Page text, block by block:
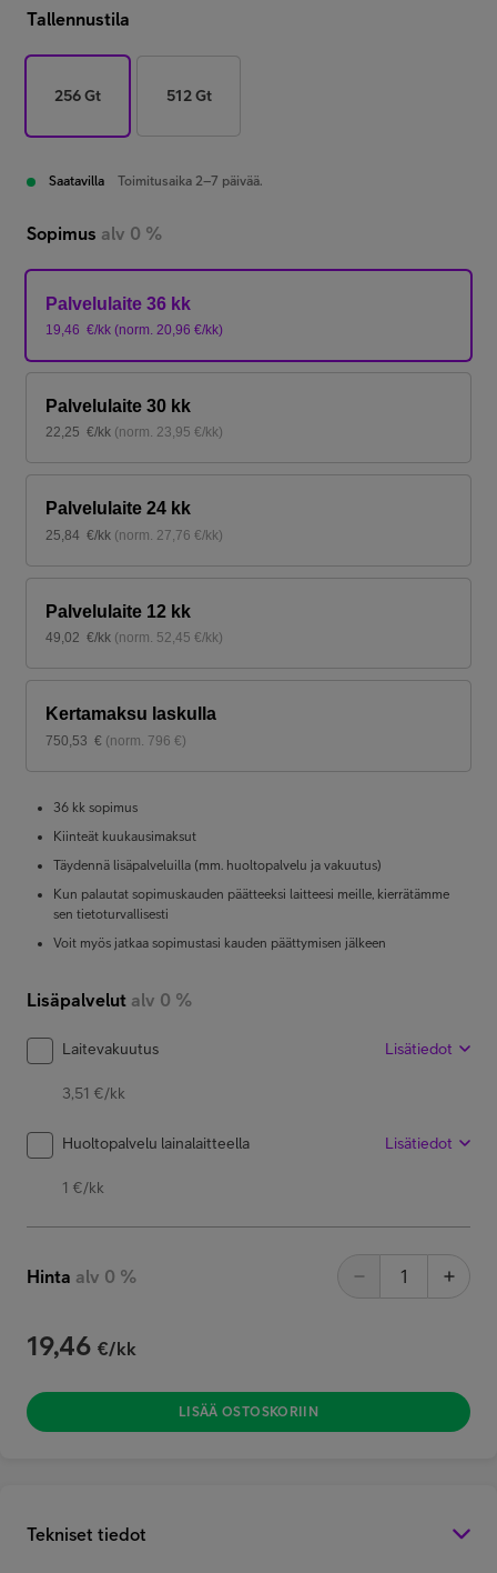
Tallennustila
256 Gt 512 Gt
Saatavilla Toimitusaika 2–7 päivää.
Sopimus alv 0 %
Palvelulaite 36 kk
19,46 €/kk (norm. 20,96 €/kk)
Palvelulaite 30 kk
22,25 €/kk (norm. 23,95 €/kk)
Palvelulaite 24 kk
25,84 €/kk (norm. 27,76 €/kk)
Palvelulaite 12 kk
49,02 €/kk (norm. 52,45 €/kk)
Kertamaksu laskulla
750,53 € (norm. 796 €)
36 kk sopimus
Kiinteät kuukausimaksut
Täydennä lisäpalveluilla (mm. huoltopalvelu ja vakuutus)
Kun palautat sopimuskauden päätteeksi laitteesi meille, kierrätämme
sen tietoturvallisesti
Voit myös jatkaa sopimustasi kauden päättymisen jälkeen
Lisäpalvelut alv 0 %
Laitevakuutus Lisätiedot
3,51 €/kk
Huoltopalvelu lainalaitteella Lisätiedot
1 €/kk
Hinta alv 0 %
19,46 €/kk
LISÄÄ OSTOSKORIIN
Tekniset tiedot